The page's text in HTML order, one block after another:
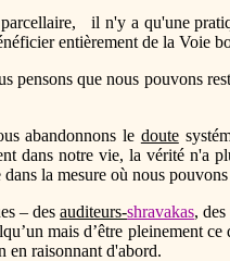
il n'y a qu'une
entièrement de la Voie
pensons que nous pouvons
abandonnons le doute
dans notre vie, la vérité n'a
la mesure où nous
– desauditeurs-shravakas, des
mais d’être pleinement
en raisonnant d'abord.